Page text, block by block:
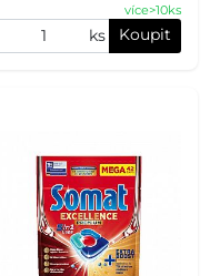
více>10ks
ks Koupit